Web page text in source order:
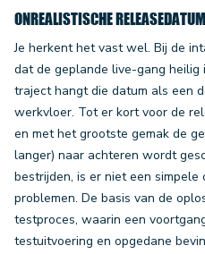
ONREALISTISCHE RELEASEDATUM
Je herkent het vast wel. Bij de
dat de geplande live-gang heilig
traject hangt die datum als een
werkvloer. Tot er kort voor de
en met het grootste gemak de
langer) naar achteren wordt
bestrijden, is er niet een
problemen. De basis van de
testproces, waarin een
testuitvoering en opgedane